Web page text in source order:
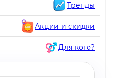
Тренды
Акции и скидки
Для кого?